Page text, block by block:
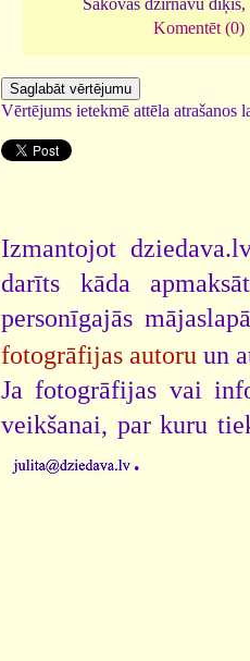
Sakovas dzirnavu dīķis,
Komentēt (0)
Vērtējums ietekmē attēla atrašanos
Izmantojot
darīts kāda
personīgajās
fotogrāfijas autoru un
Ja fotogrāfijas vai
veikšanai, par kuru
.